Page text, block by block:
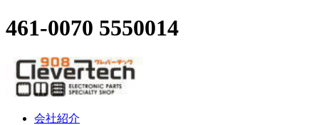
461-0070 5550014
会社紹介